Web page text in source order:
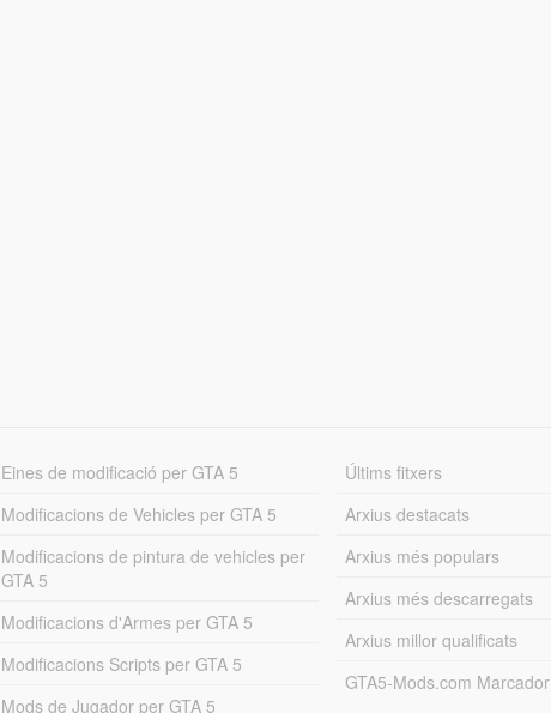
Eines de modificació per GTA 5
Modificacions de Vehicles per GTA 5
Modificacions de pintura de vehicles per
GTA 5
Modificacions d'Armes per GTA 5
Modificacions Scripts per GTA 5
Mods de Jugador per GTA 5
Últims fitxers
Arxius destacats
Arxius més populars
Arxius més descarregats
Arxius millor qualificats
GTA5-Mods.com Marcador